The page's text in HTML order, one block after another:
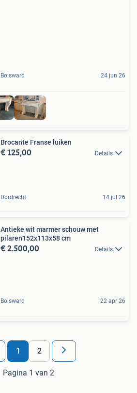
Bolsward 24 jun 26
Brocante Franse luiken
€ 125,00 Details
Dordrecht 14 jul 26
Antieke wit marmer schouw met
pilaren152x113x58 cm
€ 2.500,00 Details
Bolsward 22 apr 26
1 2
Pagina 1 van 2